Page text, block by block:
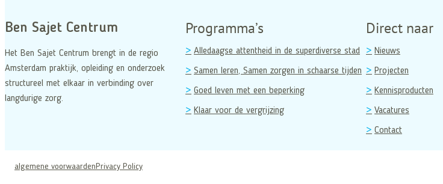
Ben Sajet Centrum
Het Ben Sajet Centrum brengt in de regio
Amsterdam praktijk, opleiding en onderzoek
structureel met elkaar in verbinding over
langdurige zorg.
Programma’s
Alledaagse attentheid in de superdiverse stad
Samen leren, Samen zorgen in schaarse tijden
Goed leven met een beperking
Klaar voor de vergrijzing
Direct naar
Nieuws
Projecten
Kennisproducten
Vacatures
Contact
algemene voorwaarden Privacy Policy